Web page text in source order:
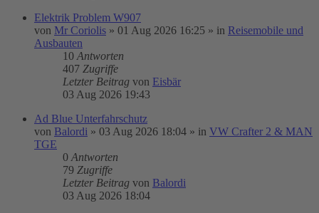
Elektrik Problem W907
von Mr Coriolis » 01 Aug 2026 16:25 » in Reisemobile und
Ausbauten
10 Antworten
407 Zugriffe
Letzter Beitrag von Eisbär
03 Aug 2026 19:43
Ad Blue Unterfahrschutz
von Balordi » 03 Aug 2026 18:04 » in VW Crafter 2 & MAN
TGE
0 Antworten
79 Zugriffe
Letzter Beitrag von Balordi
03 Aug 2026 18:04